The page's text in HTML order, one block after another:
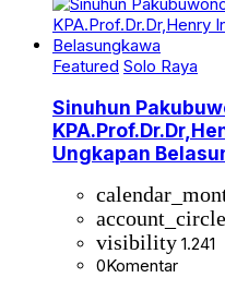
Featured Solo Raya
Sinuhun
Ungkapan
account_circle
visibility 1.241
0Komentar